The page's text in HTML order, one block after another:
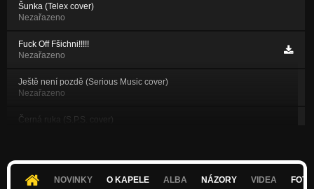
Šunka (Telex cover)
Nezařazeno
Fuck Off Fšichni!!!!!
Nezařazeno
Ještě není pozdě (Serious Music cover)
Nezařazeno
Černá ruka (S.P.S. cover)
NOVINKY O KAPELE ALBA NÁZORY VIDEA